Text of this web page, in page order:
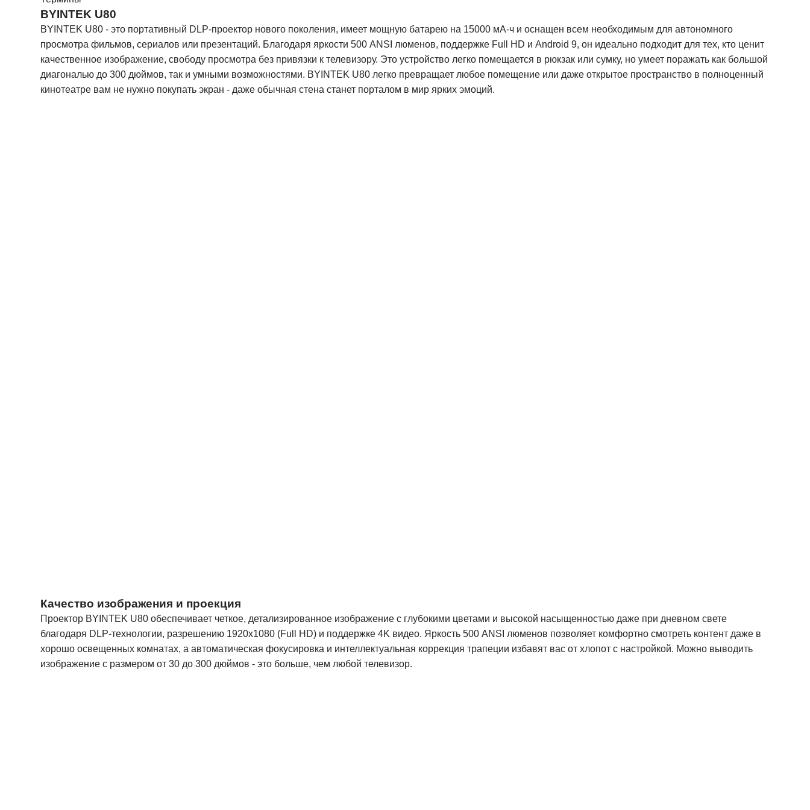
BYINTEK U80
BYINTEK U80 - это портативный DLP-проектор нового поколения, имеет мощную батарею на 15000 мА-ч и оснащен всем необходимым для автономного
просмотра фильмов, сериалов или презентаций. Благодаря яркости 500 ANSI люменов, поддержке Full HD и Android 9, он идеально подходит для тех, кто ценит
качественное изображение, свободу просмотра без привязки к телевизору. Это устройство легко помещается в рюкзак или сумку, но умеет поражать как большой
диагональю до 300 дюймов, так и умными возможностями. BYINTEK U80 легко превращает любое помещение или даже открытое пространство в полноценный
кинотеатре вам не нужно покупать экран - даже обычная стена станет порталом в мир ярких эмоций.
Качество изображения и проекция
Проектор BYINTEK U80 обеспечивает четкое, детализированное изображение с глубокими цветами и высокой насыщенностью даже при дневном свете
благодаря DLP-технологии, разрешению 1920x1080 (Full HD) и поддержке 4K видео. Яркость 500 ANSI люменов позволяет комфортно смотреть контент даже в
хорошо освещенных комнатах, а автоматическая фокусировка и интеллектуальная коррекция трапеции избавят вас от хлопот с настройкой. Можно выводить
изображение с размером от 30 до 300 дюймов - это больше, чем любой телевизор.